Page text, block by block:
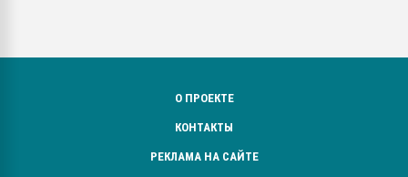
О ПРОЕКТЕ
КОНТАКТЫ
РЕКЛАМА НА САЙТЕ